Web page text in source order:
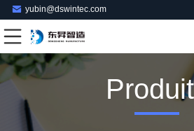
yubin@dswintec.com